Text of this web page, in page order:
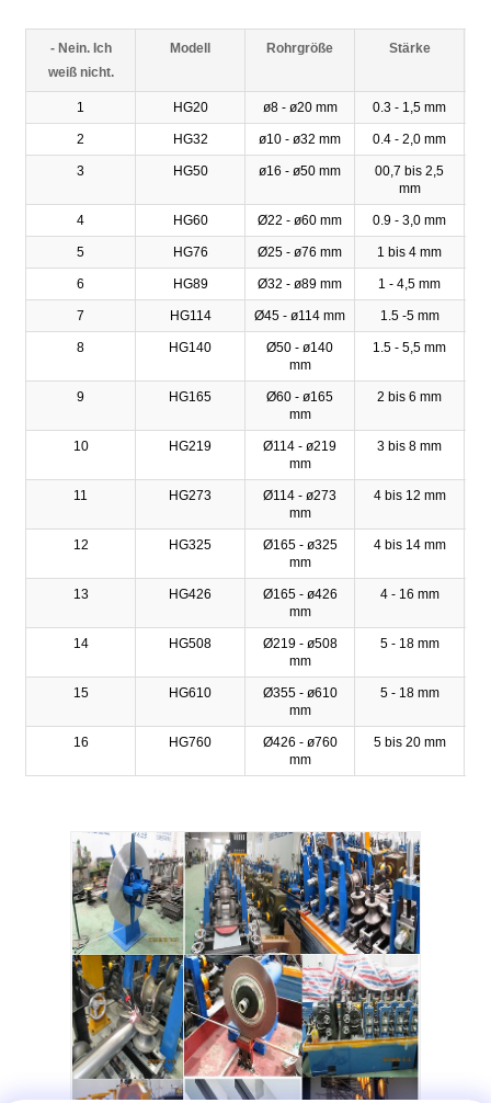
- Nein. Ich
weiß nicht.
Modell Rohrgröße Stärke
1 HG20 ø8 - ø20 mm 0.3 - 1,5 mm
2 HG32 ø10 - ø32 mm 0.4 - 2,0 mm
3 HG50 ø16 - ø50 mm
00,7 bis 2,5
mm
4 HG60 Ø22 - ø60 mm 0.9 - 3,0 mm
5 HG76 Ø25 - ø76 mm 1 bis 4 mm
6 HG89 Ø32 - ø89 mm 1 - 4,5 mm
7 HG114 Ø45 - ø114 mm 1.5 -5 mm
8 HG140
Ø50 - ø140
mm
1.5 - 5,5 mm
9 HG165
Ø60 - ø165
mm
2 bis 6 mm
10 HG219
Ø114 - ø219
mm
3 bis 8 mm
11 HG273
Ø114 - ø273
mm
4 bis 12 mm
12 HG325
Ø165 - ø325
mm
4 bis 14 mm
13 HG426
Ø165 - ø426
mm
4 - 16 mm
14 HG508
Ø219 - ø508
mm
5 - 18 mm
15 HG610
Ø355 - ø610
mm
5 - 18 mm
16 HG760
Ø426 - ø760
mm
5 bis 20 mm